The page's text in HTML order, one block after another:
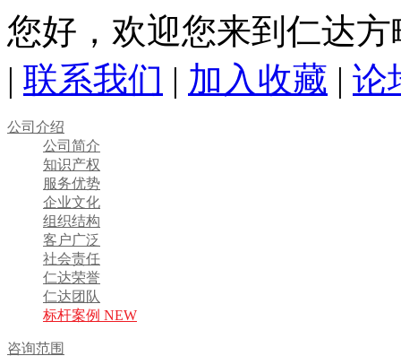
您好，欢迎您来到仁达方
| 联系我们 | 加入收藏 | 论
公司介绍
公司简介
知识产权
服务优势
企业文化
组织结构
客户广泛
社会责任
仁达荣誉
仁达团队
标杆案例 NEW
咨询范围